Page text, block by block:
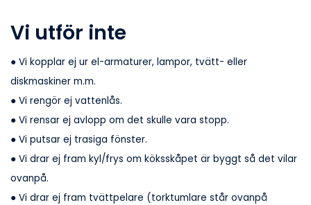
Vi utför inte
● Vi kopplar ej ur el-armaturer, lampor, tvätt- eller
diskmaskiner m.m.
● Vi rengör ej vattenlås.
● Vi rensar ej avlopp om det skulle vara stopp.
● Vi putsar ej trasiga fönster.
● Vi drar ej fram kyl/frys om köksskåpet är byggt så det vilar
ovanpå.
● Vi drar ej fram tvättpelare (torktumlare står ovanpå